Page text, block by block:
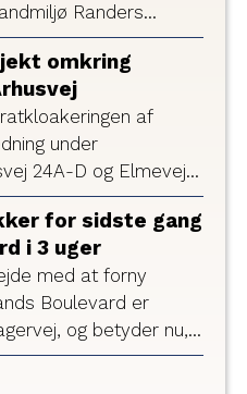
Randers
på tværs af
og stien til
og lukker derfor for
trafikerede vej.
omkring
af
under
24A-D og Elmevej
allerede i uge 46 og
årsskiftet.
for sidste gang
i 3 uger
med at forny
Boulevard er
og betyder nu,
Nyvangsvej og